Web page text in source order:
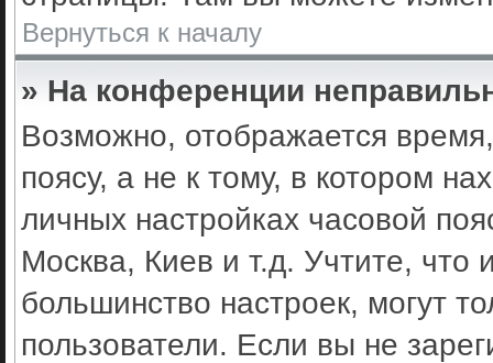
Вернуться к началу
» На конференции
Возможно, отображается
поясу, а не к тому, в котором
личных настройках часовой
Москва, Киев и т.д. Учтите, что
большинство настроек, могут
пользователи. Если вы не